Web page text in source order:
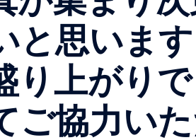
と思いま
り上がり
ご協力い